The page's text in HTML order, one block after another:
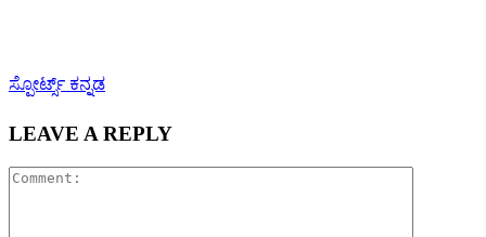
ಸ್ಪೋರ್ಟ್ಸ್ ಕನ್ನಡ
LEAVE A REPLY